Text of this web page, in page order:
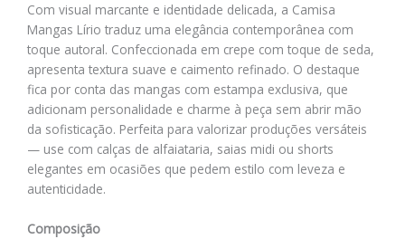
Com visual marcante e identidade delicada, a Camisa
Mangas Lírio traduz uma elegância contemporânea com
toque autoral. Confeccionada em crepe com toque de seda,
apresenta textura suave e caimento refinado. O destaque
fica por conta das mangas com estampa exclusiva, que
adicionam personalidade e charme à peça sem abrir mão
da sofisticação. Perfeita para valorizar produções versáteis
— use com calças de alfaiataria, saias midi ou shorts
elegantes em ocasiões que pedem estilo com leveza e
autenticidade.
Composição